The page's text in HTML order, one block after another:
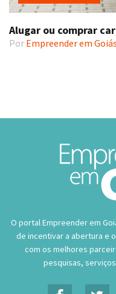
Alugar ou comprar
Por Empreender em Goiás
O portal Empreender em
de incentivar a abertura e
com os melhores
pesquisas,